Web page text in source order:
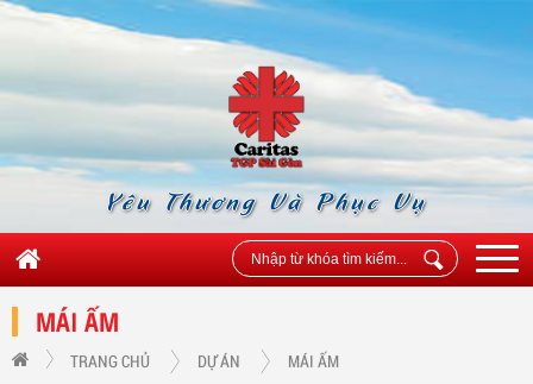
Yêu Thương Và Phục Vụ
MÁI ẤM
TRANG CHỦ DỰ ÁN MÁI ẤM